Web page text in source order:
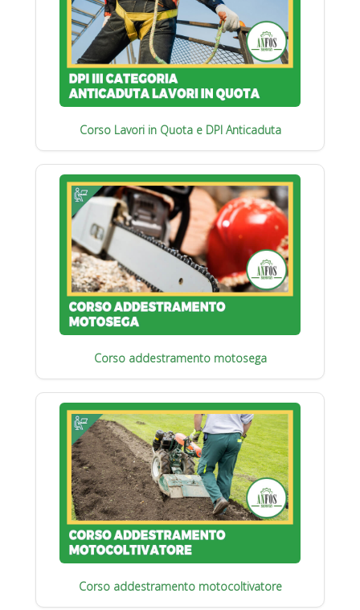
Corso Lavori in Quota e DPI Anticaduta
Corso addestramento motosega
Corso addestramento motocoltivatore